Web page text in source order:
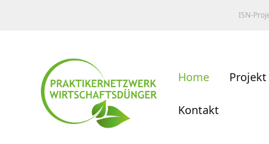
ISN-
Home Projekt
Kontakt